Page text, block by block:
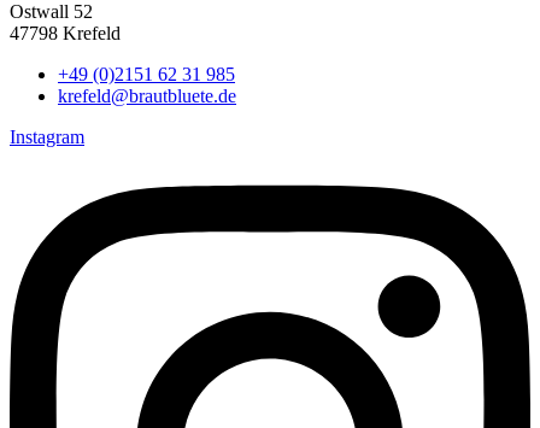
Ostwall 52
47798 Krefeld
+49 (0)2151 62 31 985
krefeld@brautbluete.de
Instagram